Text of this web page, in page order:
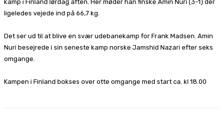
kamp i Finland lørdag aften. Her møder han finske Amin Nuri (3-1) der
ligeledes vejede ind på 66,7 kg.
Det ser ud til at blive en svær udebanekamp for Frank Madsen. Amin
Nuri besejrede i sin seneste kamp norske Jamshid Nazari efter seks
omgange.
Kampen i Finland bokses over otte omgange med start ca. kl 18.00